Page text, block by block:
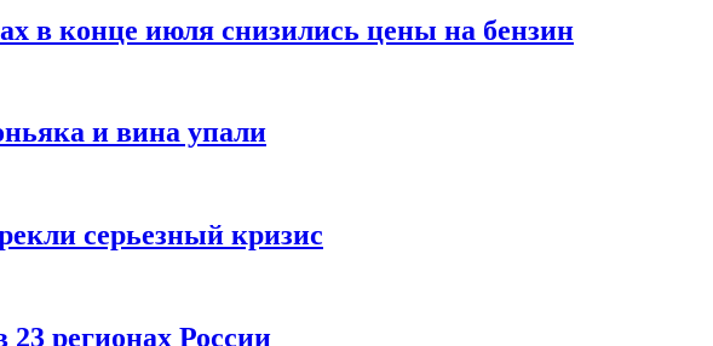
в конце июля снизились цены на бензин
и вина упали
серьезный кризис
регионах России